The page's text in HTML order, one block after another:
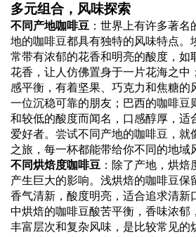
多元组合，风味探索
不同产地咖啡豆 ：世界上有许多著
地的咖啡豆都具有独特的风味特点。
常带有浓郁的花香和明亮的酸度，如
花香，让人仿佛置身于一片花海之中
感平衡，有着坚果、巧克力和焦糖的
一位沉稳可靠的朋友；巴西的咖啡豆
和较低的酸度而闻名，口感醇厚，适
爱好者。尝试不同产地的咖啡豆，就
之旅，每一杯都能带给你不同的地域
不同烘焙度咖啡豆 ：除了产地，烘
产生巨大的影响。浅烘焙的咖啡豆保
香气清新，酸度明亮，适合追求清新
中烘焙的咖啡豆酸苦平衡，香味浓郁
丰富层次和复杂风味，是比较常见的